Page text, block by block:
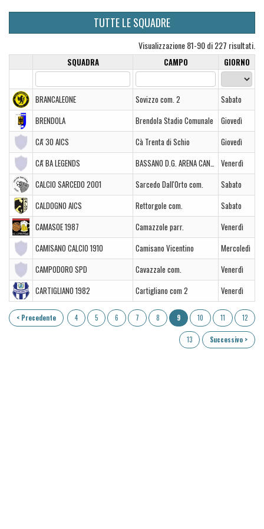
TUTTE LE SQUADRE
Visualizzazione 81-90 di 227 risultati.
SQUADRA CAMPO GIORNO
BRANCALEONE Sovizzo com. 2
Sabato
BRENDOLA
Brendola Stadio Comunale
Giovedì
CA' 30 AICS
Cà Trenta di Schio
Giovedì
CA' BA LEGENDS
BASSANO D.G. ARENA CANEVA Venerdì
CALCIO SARCEDO 2001
Sarcedo Dall'Orto com.
Sabato
CALDOGNO AICS
Rettorgole com.
Sabato
CAMASOE 1987
Camazzole parr.
Venerdì
CAMISANO CALCIO 1910
Camisano Vicentino
Mercoledì
CAMPODORO SPD
Cavazzale com.
Venerdì
CARTIGLIANO 1982
Cartigliano com 2 Venerdì
< Precedente 4 5 6 7 8 9 10 11 12
13 Successivo >